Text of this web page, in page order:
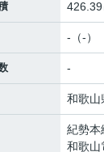
426.39
-（-）
-
和歌山
紀勢本
和歌山